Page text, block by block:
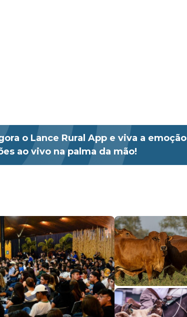
o Lance Rural App e viva a emoção
ao vivo na palma da mão!